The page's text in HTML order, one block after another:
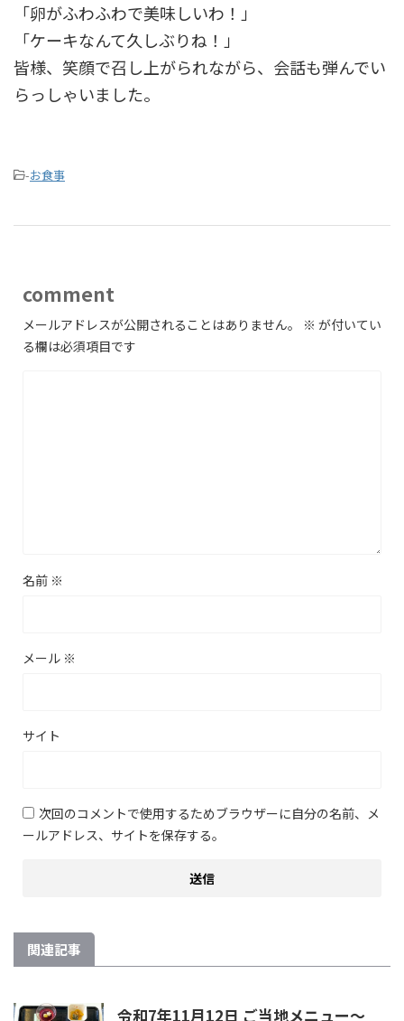
「卵がふわふわで美味しいわ！」
「ケーキなんて久しぶりね！」
皆様、笑顔で召し上がられながら、会話も弾んでい
らっしゃいました。
-お食事
comment
メールアドレスが公開されることはありません。 ※ が付いてい
る欄は必須項目です
名前 ※
メール ※
サイト
次回のコメントで使用するためブラウザーに自分の名前、メ
ールアドレス、サイトを保存する。
関連記事
令和7年11月12日 ご当地メニュー～